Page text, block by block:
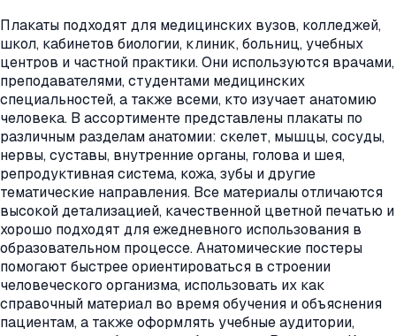
Плакаты подходят для медицинских вузов, колледжей,
школ, кабинетов биологии, клиник, больниц, учебных
центров и частной практики. Они используются врачами,
преподавателями, студентами медицинских
специальностей, а также всеми, кто изучает анатомию
человека. В ассортименте представлены плакаты по
различным разделам анатомии: скелет, мышцы, сосуды,
нервы, суставы, внутренние органы, голова и шея,
репродуктивная система, кожа, зубы и другие
тематические направления. Все материалы отличаются
высокой детализацией, качественной цветной печатью и
хорошо подходят для ежедневного использования в
образовательном процессе. Анатомические постеры
помогают быстрее ориентироваться в строении
человеческого организма, использовать их как
справочный материал во время обучения и объяснения
пациентам, а также оформлять учебные аудитории,